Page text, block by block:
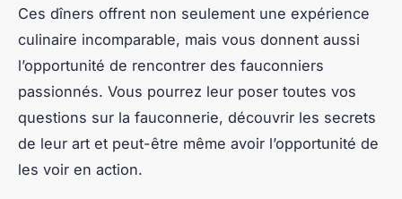
Ces dîners offrent non seulement une expérience
culinaire incomparable, mais vous donnent aussi
l’opportunité de rencontrer des fauconniers
passionnés. Vous pourrez leur poser toutes vos
questions sur la fauconnerie, découvrir les secrets
de leur art et peut-être même avoir l’opportunité de
les voir en action.